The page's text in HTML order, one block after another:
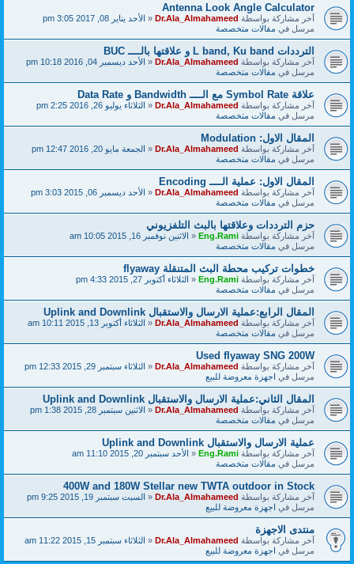
Antenna Look Angle Calculator
آخر مشاركة بواسطةDr.Ala_Almahameed
«الأحد يناير 08, 2017 3:05 pm
مرسل فيمقالات متخصصة
الترددات L band, Ku band و علاقتها بالــــ BUC
آخر مشاركة بواسطةDr.Ala_Almahameed
«الأحد ديسمبر 04, 2016 10:18 pm
مرسل فيمقالات متخصصة
علاقة Symbol Rate مع الــــ Bandwidth و Data Rate
آخر مشاركة بواسطةDr.Ala_Almahameed
«الثلاثاء يوليو 26, 2016 2:25 pm
مرسل فيمقالات متخصصة
المقال الاول: Modulation
آخر مشاركة بواسطةDr.Ala_Almahameed
«الجمعة مايو 20, 2016 12:47 pm
مرسل فيمقالات متخصصة
المقال الاول: عملية الــــ Encoding
آخر مشاركة بواسطةDr.Ala_Almahameed
«الأحد ديسمبر 06, 2015 3:03 pm
مرسل فيمقالات متخصصة
حزم الترددات وعلاقتها بالبث التلفزيوني
آخر مشاركة بواسطةEng.Rami
«الاثنين نوفمبر 16, 2015 10:05 am
مرسل فيمقالات متخصصة
خطوات تركيب محطة البث المتنقلة flyaway
آخر مشاركة بواسطةEng.Rami
«الثلاثاء أكتوبر 27, 2015 4:33 pm
مرسل فيمقالات متخصصة
المقال الرابع:عملية الارسال والاستقبال Uplink and Downlink
آخر مشاركة بواسطةDr.Ala_Almahameed
«الثلاثاء أكتوبر 13, 2015 10:11 am
مرسل فيمقالات متخصصة
Used flyaway SNG 200W
آخر مشاركة بواسطةDr.Ala_Almahameed
«الثلاثاء سبتمبر 29, 2015 12:33 pm
مرسل فياجهزة معروضة للبيع
المقال الثاني:عملية الارسال والاستقبال Uplink and Downlink
آخر مشاركة بواسطةDr.Ala_Almahameed
«الاثنين سبتمبر 28, 2015 1:38 pm
مرسل فيمقالات متخصصة
عملية الارسال والاستقبال Uplink and Downlink
آخر مشاركة بواسطةEng.Rami
«الأحد سبتمبر 20, 2015 11:10 am
مرسل فيمقالات متخصصة
400W and 180W Stellar new TWTA outdoor in Stock
آخر مشاركة بواسطةDr.Ala_Almahameed
«السبت سبتمبر 19, 2015 9:25 pm
مرسل فياجهزة معروضة للبيع
منتدى الاجهزة
آخر مشاركة بواسطةDr.Ala_Almahameed
«الثلاثاء سبتمبر 15, 2015 11:22 am
مرسل فياجهزة معروضة للبيع